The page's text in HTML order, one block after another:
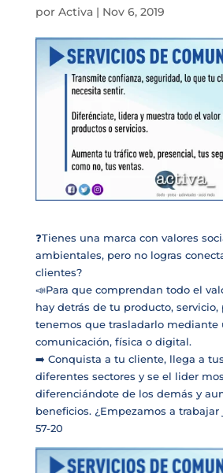
por Activa| Nov 6, 2019
❓Tienes una marca con valores
ambientales, pero no logras
clientes?
📣Para que comprendan todo el
hay detrás de tu producto, servicio,
tenemos que trasladarlo mediante
comunicación, física o digital.
➡️ Conquista a tu cliente, llega a
diferentes sectores y se el lider
diferenciándote de los demás y
beneficios. ¿Empezamos a trabajar
57-20